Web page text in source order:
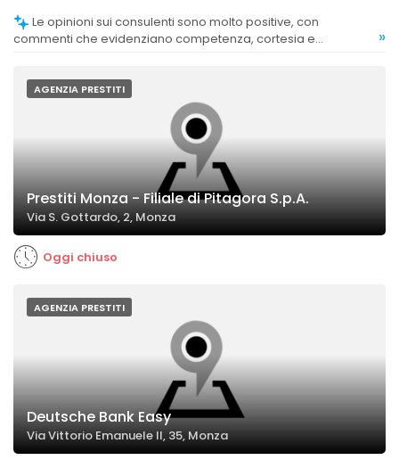
commenti che evidenziano competenza, cortesia e
»
AGENZIA PRESTITI
Prestiti Monza - Filiale di Pitagora S.p.A.
Via S. Gottardo, 2, Monza
Oggi chiuso
AGENZIA PRESTITI
Deutsche Bank Easy
Via Vittorio Emanuele II, 35, Monza